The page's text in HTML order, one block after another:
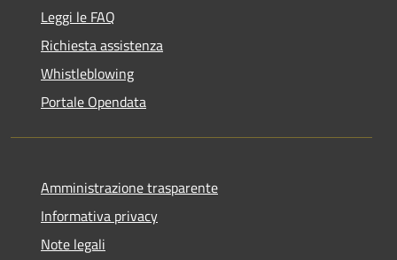
Leggi le FAQ
Richiesta assistenza
Whistleblowing
Portale Opendata
Amministrazione trasparente
Informativa privacy
Note legali